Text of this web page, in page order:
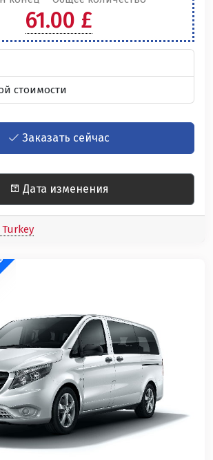
61.00 £
стоимости
Заказать сейчас
Дата изменения
Turkey